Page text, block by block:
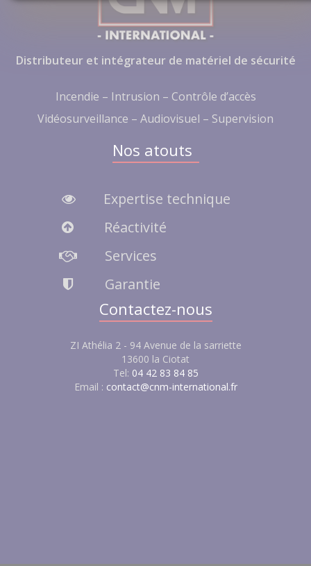
Distributeur et intégrateur de matériel de sécurité
Incendie – Intrusion – Contrôle d’accès
Vidéosurveillance – Audiovisuel – Supervision
Nos atouts
Expertise technique
Réactivité
Services
Garantie
Contactez-nous
ZI Athélia 2 - 94 Avenue de la sarriette
13600 la Ciotat
Tel: 04 42 83 84 85
Email : contact@cnm-international.fr